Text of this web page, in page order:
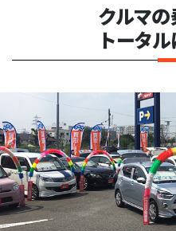
クルマ
トータ